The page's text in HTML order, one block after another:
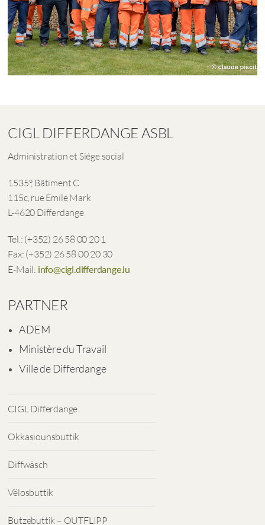
CIGL DIFFERDANGE ASBL
Administration et Siége social
1535°, Bâtiment C
115c, rue Emile Mark
L-4620 Differdange
Tel.: (+352) 26 58 00 20 1
Fax: (+352) 26 58 00 20 30
E-Mail: info@cigl.differdange.lu
PARTNER
ADEM
Ministère du Travail
Ville de Differdange
CIGL Differdange
Okkasiounsbuttik
Diffwäsch
Vëlosbuttik
Butzebuttik – OUTFLIPP